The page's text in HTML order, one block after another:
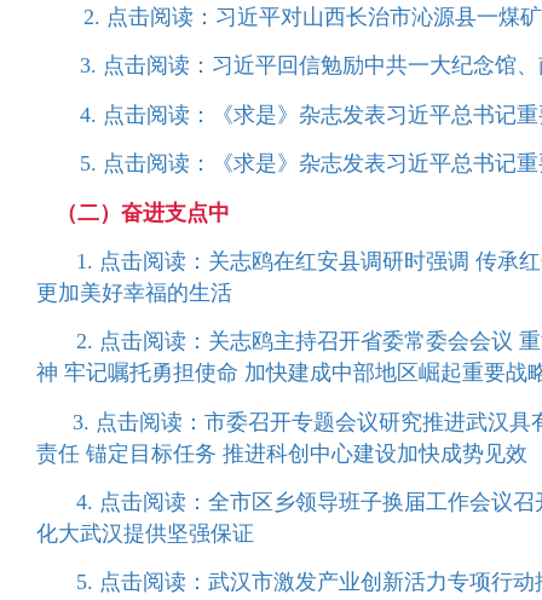
2. 点击阅读：习近平对山西长治市沁源县一煤
3. 点击阅读：习近平回信勉励中共一大纪念馆
4. 点击阅读：《求是》杂志发表习近平总书记
5. 点击阅读：《求是》杂志发表习近平总书记
（二）奋进支点中
1. 点击阅读：关志鸥在红安县调研时强调 传承
更加美好幸福的生活
2. 点击阅读：关志鸥主持召开省委常委会会议
神 牢记嘱托勇担使命 加快建成中部地区崛起重要战
3. 点击阅读：市委召开专题会议研究推进武汉
责任 锚定目标任务 推进科创中心建设加快成势见效
4. 点击阅读：全市区乡领导班子换届工作会议
化大武汉提供坚强保证
5. 点击阅读：武汉市激发产业创新活力专项行